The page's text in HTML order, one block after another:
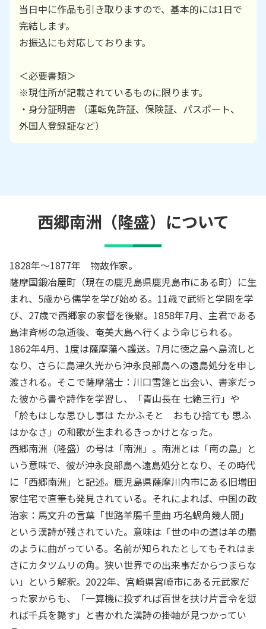
当日中に作品も引き取りますので、基本的には1日で
完結します。
お振込にも対応しております。
＜必要書類＞
※現住所が記載されているものに限ります。
・身分証明書 （運転免許証、保険証、パスポート、
外国人登録証など）
西郷南洲（隆盛） について
1828年～1877年 物故作家。
薩摩国鍛冶屋町（現在の鹿児島県鹿児島市にある町）に生
まれ、5歳から儒学を学び始める。11歳で武術と学問を学
び、27歳で西郷家の家督を後継。1858年7月、主君である
島津斉彬の急逝後、奄美大島へ行くよう命じられる。
1862年4月、1度は薩摩藩へ護送。7月に徳之島へ島流しと
なり、さらに島津久光から沖永良部島への遠島処分を申し
渡される。そこで薩摩藩士：川口雪篷と出会い、書家だっ
た彼から書や詩作を学習し、「青山長在 七絶三行」や
「於もはしな思ひし事は たかふそと おもひ捨ても 思ふ
はかなさ」の和歌が生まれるきっかけとなった。
西郷南洲（隆盛）の号は「南洲」。南洲とは「南の島」と
いう意味で、彼が沖永良部島へ遠島処分となり、その時代
に「西郷南洲」と記述。鹿児島県薩摩川内市にある旧増田
家住宅で直筆も発見されている。それによれば、中国の政
治家：馬文升の言葉「世路羊腸千里曲 巧名蝸角幾人間」
という漢詩が残されていた。意味は「世の中の道は羊の腸
のように曲がっている。名前が知られたとしてもそれはま
さにカタツムリの角。狭い世界での出来事だからつまらな
い」という解釈。2022年、宮崎県宮崎市にある元武家だ
った家からも、「一算機に投ずれば百世を扶け片言令を愆
れば千兵を斃す」と書かれた漢詩の掛軸が見つかってい